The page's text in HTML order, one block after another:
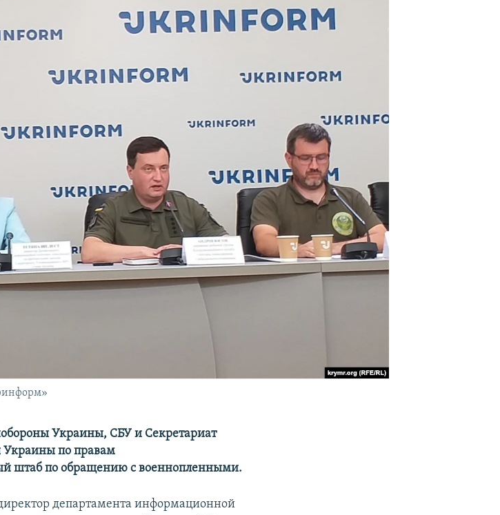
Украины, СБУ и Секретариат
Украины по правам
штаб по обращению с военнопленными.
департамента информационной